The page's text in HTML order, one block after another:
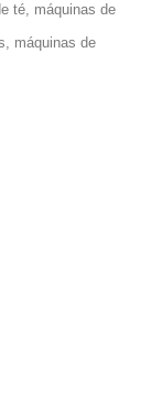
té, máquinas de
máquinas de